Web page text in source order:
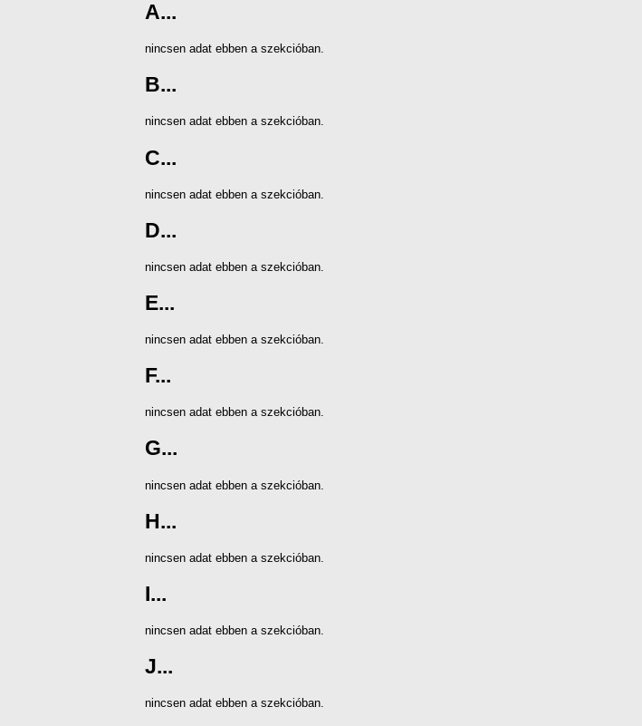
A...
nincsen adat ebben a szekcióban.
B...
nincsen adat ebben a szekcióban.
C...
nincsen adat ebben a szekcióban.
D...
nincsen adat ebben a szekcióban.
E...
nincsen adat ebben a szekcióban.
F...
nincsen adat ebben a szekcióban.
G...
nincsen adat ebben a szekcióban.
H...
nincsen adat ebben a szekcióban.
I...
nincsen adat ebben a szekcióban.
J...
nincsen adat ebben a szekcióban.